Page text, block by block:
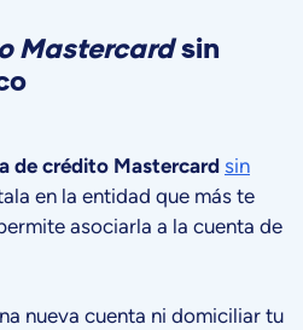
Mastercardsin
de crédito Mastercard sin
en la entidad que más te
asociarla a la cuenta de
nueva cuenta ni domiciliar tu